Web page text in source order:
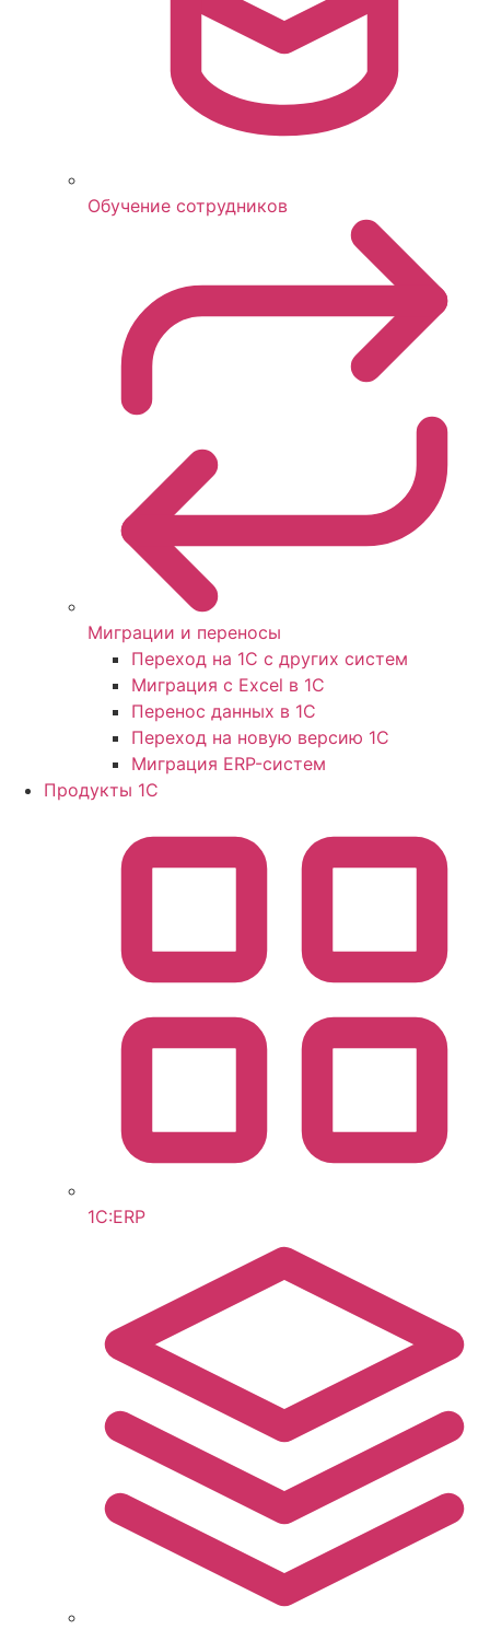
Обучение сотрудников
Миграции и переносы
Переход на 1С с других систем
Миграция с Excel в 1С
Перенос данных в 1С
Переход на новую версию 1С
Миграция ERP-систем
Продукты 1С
1С:ERP